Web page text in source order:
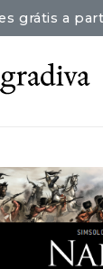
grátis a